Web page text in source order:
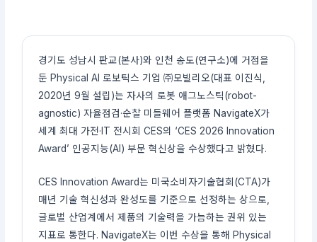
경기도 성남시 판교(본사)와 인천 송도(연구소)에 거점을
둔 Physical AI 로보틱스 기업 ㈜모빌리오(대표 이진식,
2020년 9월 설립)는 자사의 로봇 애그노스틱(robot-
agnostic) 자율점검·순찰 미들웨어 플랫폼 NavigateX가
세계 최대 가전·IT 전시회 CES의 ‘CES 2026 Innovation
Award’ 인공지능(AI) 부문 혁신상을 수상했다고 밝혔다.
CES Innovation Award는 미국소비자기술협회(CTA)가
매년 기술 혁신성과 완성도를 기준으로 선정하는 상으로,
글로벌 산업계에서 제품의 기술력을 가늠하는 권위 있는
지표로 통한다. NavigateX는 이번 수상을 통해 Physical